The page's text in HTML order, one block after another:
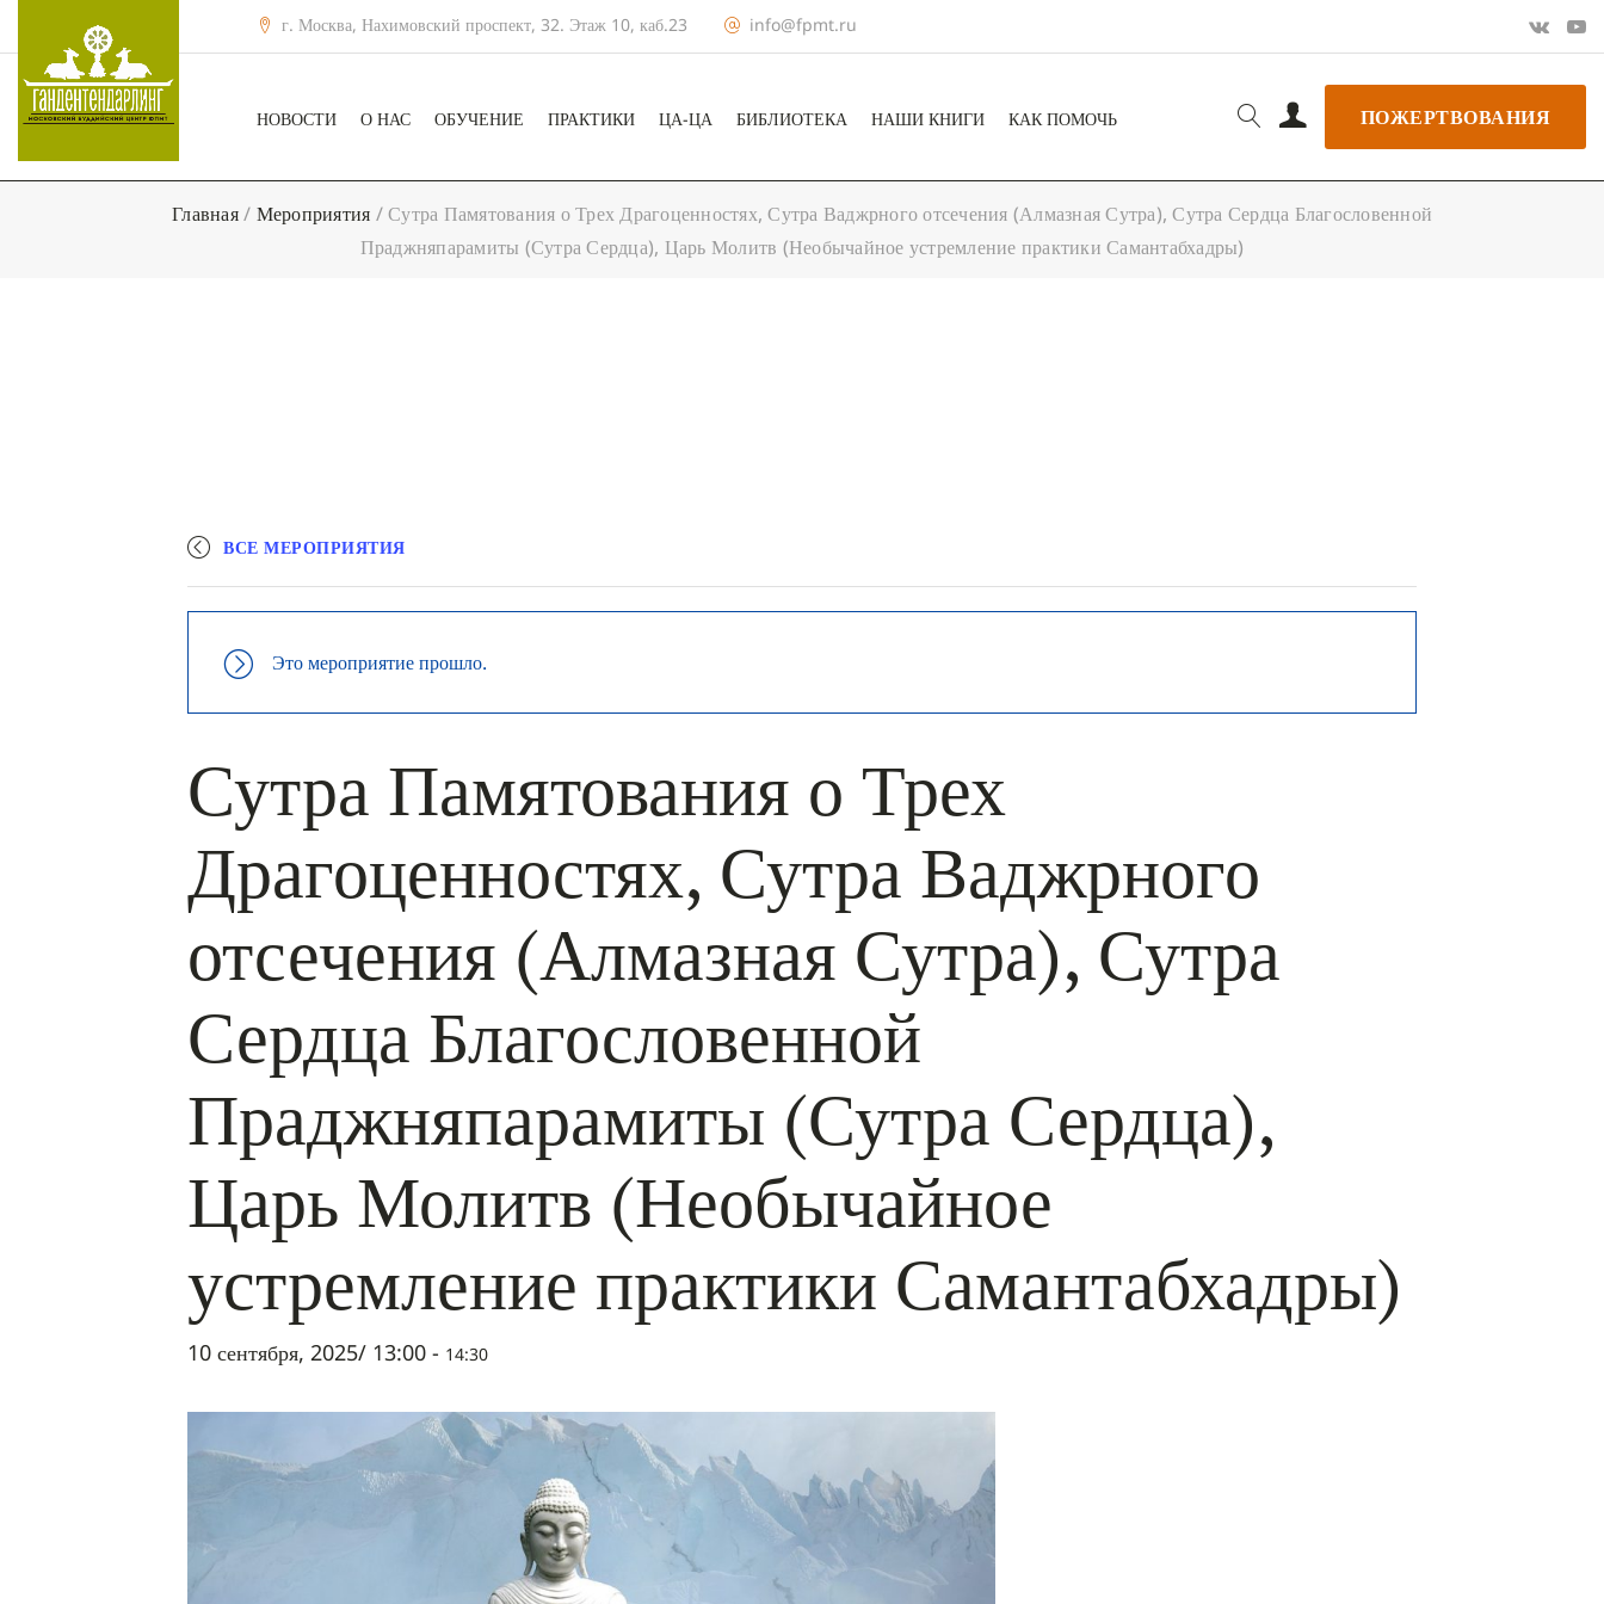
г. Москва, Нахимовский проспект, 32. Этаж 10, каб.23 info@fpmt.ru
НОВОСТИ О НАС ОБУЧЕНИЕ ПРАКТИКИ ЦА-ЦА БИБЛИОТЕКА НАШИ КНИГИ КАК ПОМОЧЬ ПОЖЕРТВОВАНИЯ
Главная/ Мероприятия /Сутра Памятования о Трех Драгоценностях, Сутра Ваджрного отсечения (Алмазная Сутра), Сутра Сердца Благословенной
Праджняпарамиты (Сутра Сердца), Царь Молитв (Необычайное устремление практики Самантабхадры)
ВСЕ МЕРОПРИЯТИЯ
Это мероприятие прошло.
Сутра Памятования о Трех
Драгоценностях, Сутра Ваджрного
отсечения (Алмазная Сутра), Сутра
Сердца Благословенной
Праджняпарамиты (Сутра Сердца),
Царь Молитв (Необычайное
устремление практики Самантабхадры)
10 сентября, 2025/ 13:00 - 14:30